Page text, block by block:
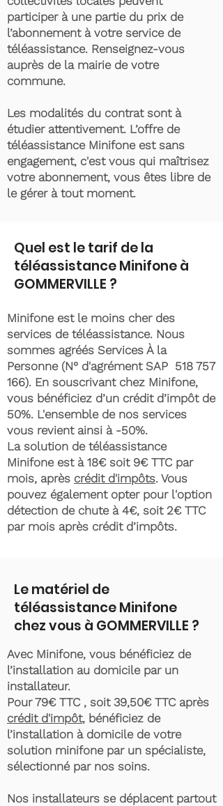
participer à une partie du prix de
l’abonnement à votre service de
téléassistance. Renseignez-vous
auprès de la mairie de votre
commune.
Les modalités du contrat sont à
étudier attentivement. L’offre de
téléassistance Minifone est sans
engagement, c'est vous qui maîtrisez
votre abonnement, vous êtes libre de
le gérer à tout moment.
Quel est le tarif de la
téléassistance Minifone à
GOMMERVILLE ?
Minifone est le moins cher des
services de téléassistance. Nous
sommes agréés Services À la
Personne (N° d'agrément SAP 518 757
166). En souscrivant chez Minifone,
vous bénéficiez d’un crédit d’impôt de
50%. L'ensemble de nos services
vous revient ainsi à -50%.
La solution de téléassistance
Minifone est à 18€ soit 9€ TTC par
mois, après crédit d'impôts. Vous
pouvez également opter pour l'option
détection de chute à 4€, soit 2€ TTC
par mois après crédit d’impôts.
Le matériel de
téléassistance Minifone
chez vous à GOMMERVILLE ?
Avec Minifone, vous bénéficiez de
l’installation au domicile par un
installateur.
Pour 79€ TTC , soit 39,50€ TTC après
crédit d'impôt, bénéficiez de
l’installation à domicile de votre
solution minifone par un spécialiste,
sélectionné par nos soins.
Nos installateurs se déplacent partout